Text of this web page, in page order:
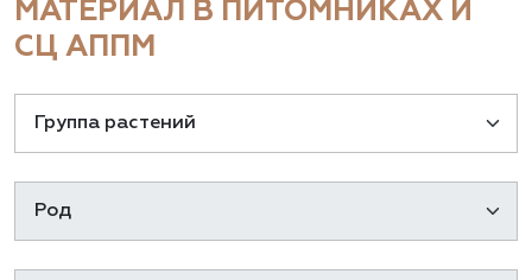
МАТЕРИАЛ В ПИТОМНИКАХ И
СЦ АППМ